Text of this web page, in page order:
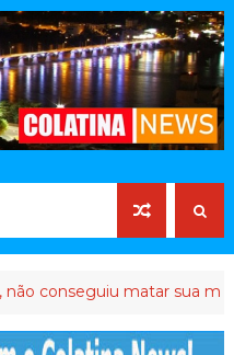
matar sua memória